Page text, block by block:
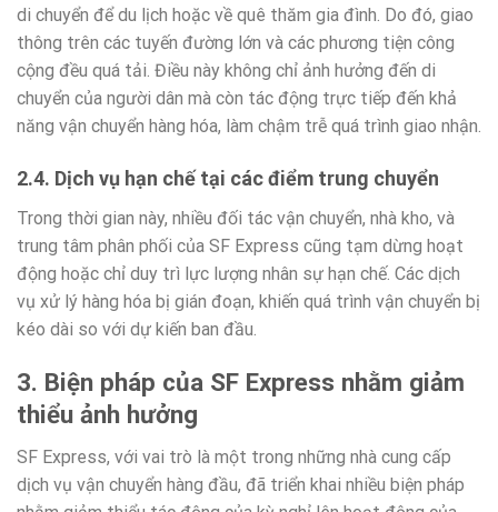
di chuyển để du lịch hoặc về quê thăm gia đình. Do đó, giao
thông trên các tuyến đường lớn và các phương tiện công
cộng đều quá tải. Điều này không chỉ ảnh hưởng đến di
chuyển của người dân mà còn tác động trực tiếp đến khả
năng vận chuyển hàng hóa, làm chậm trễ quá trình giao nhận.
2.4. Dịch vụ hạn chế tại các điểm trung chuyển
Trong thời gian này, nhiều đối tác vận chuyển, nhà kho, và
trung tâm phân phối của SF Express cũng tạm dừng hoạt
động hoặc chỉ duy trì lực lượng nhân sự hạn chế. Các dịch
vụ xử lý hàng hóa bị gián đoạn, khiến quá trình vận chuyển bị
kéo dài so với dự kiến ban đầu.
3. Biện pháp của SF Express nhằm giảm
thiểu ảnh hưởng
SF Express, với vai trò là một trong những nhà cung cấp
dịch vụ vận chuyển hàng đầu, đã triển khai nhiều biện pháp